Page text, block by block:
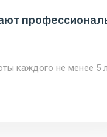
каждого не менее 5